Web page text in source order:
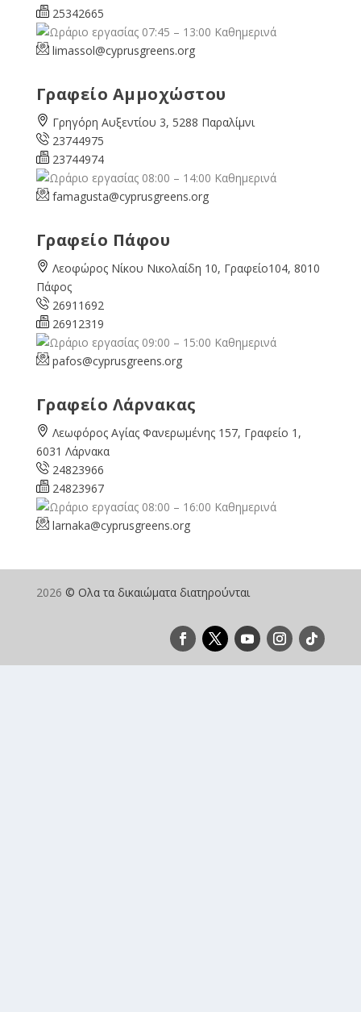
25342665
07:45 – 13:00 Καθημερινά
limassol@cyprusgreens.org
Γραφείο Αμμοχώστου
Γρηγόρη Αυξεντίου 3, 5288 Παραλίμνι
23744975
23744974
08:00 – 14:00 Καθημερινά
famagusta@cyprusgreens.org
Γραφείο Πάφου
Λεοφώρος Νίκου Νικολαίδη 10, Γραφείο104, 8010
Πάφος
26911692
26912319
09:00 – 15:00 Καθημερινά
pafos@cyprusgreens.org
Γραφείο Λάρνακας
Λεωφόρος Αγίας Φανερωμένης 157, Γραφείο 1,
6031 Λάρνακα
24823966
24823967
08:00 – 16:00 Καθημερινά
larnaka@cyprusgreens.org
2026 © Ολα τα δικαιώματα διατηρούνται